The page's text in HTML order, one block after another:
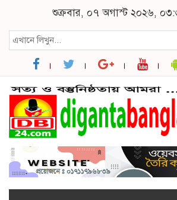
শুক্রবার, ০৭ অগাস্ট ২০২৬,